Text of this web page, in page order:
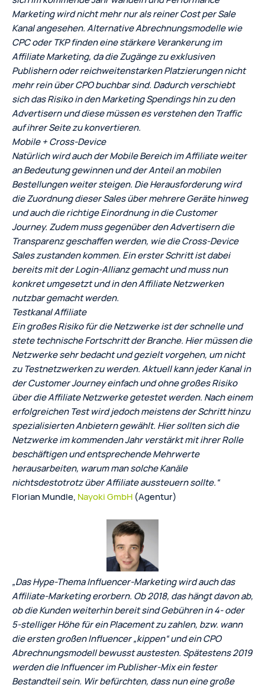
Marketing wird nicht mehr nur als reiner Cost per Sale
Kanal angesehen. Alternative Abrechnungsmodelle wie
CPC oder TKP finden eine stärkere Verankerung im
Affiliate Marketing, da die Zugänge zu exklusiven
Publishern oder reichweitenstarken Platzierungen nicht
mehr rein über CPO buchbar sind. Dadurch verschiebt
sich das Risiko in den Marketing Spendings hin zu den
Advertisern und diese müssen es verstehen den Traffic
auf ihrer Seite zu konvertieren.
Mobile + Cross-Device
Natürlich wird auch der Mobile Bereich im Affiliate weiter
an Bedeutung gewinnen und der Anteil an mobilen
Bestellungen weiter steigen. Die Herausforderung wird
die Zuordnung dieser Sales über mehrere Geräte hinweg
und auch die richtige Einordnung in die Customer
Journey. Zudem muss gegenüber den Advertisern die
Transparenz geschaffen werden, wie die Cross-Device
Sales zustanden kommen. Ein erster Schritt ist dabei
bereits mit der Login-Allianz gemacht und muss nun
konkret umgesetzt und in den Affiliate Netzwerken
nutzbar gemacht werden.
Testkanal Affiliate
Ein großes Risiko für die Netzwerke ist der schnelle und
stete technische Fortschritt der Branche. Hier müssen die
Netzwerke sehr bedacht und gezielt vorgehen, um nicht
zu Testnetzwerken zu werden. Aktuell kann jeder Kanal in
der Customer Journey einfach und ohne großes Risiko
über die Affiliate Netzwerke getestet werden. Nach einem
erfolgreichen Test wird jedoch meistens der Schritt hinzu
spezialisierten Anbietern gewählt. Hier sollten sich die
Netzwerke im kommenden Jahr verstärkt mit ihrer Rolle
beschäftigen und entsprechende Mehrwerte
herausarbeiten, warum man solche Kanäle
nichtsdestotrotz über Affiliate aussteuern sollte.“
Florian Mundle, Nayoki GmbH (Agentur)
„Das Hype-Thema Influencer-Marketing wird auch das
Affiliate-Marketing erorbern. Ob 2018, das hängt davon ab,
ob die Kunden weiterhin bereit sind Gebühren in 4- oder
5-stelliger Höhe für ein Placement zu zahlen, bzw. wann
die ersten großen Influencer „kippen“ und ein CPO
Abrechnungsmodell bewusst austesten. Spätestens 2019
werden die Influencer im Publisher-Mix ein fester
Bestandteil sein. Wir befürchten, dass nun eine große